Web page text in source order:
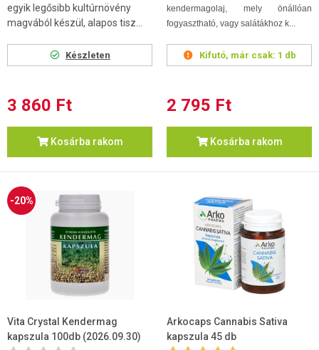
egyik legősibb kultúrnövény
magvából készül, alapos tisz...
Készleten
3 860 Ft
Kosárba rakom
kendermagolaj, mely önállóan
fogyasztható, vagy salátákhoz k...
Kifutó, már csak: 1 db
2 795 Ft
Kosárba rakom
-20%
Vita Crystal Kendermag
kapszula 100db (2026.09.30)
Arkocaps Cannabis Sativa
kapszula 45 db